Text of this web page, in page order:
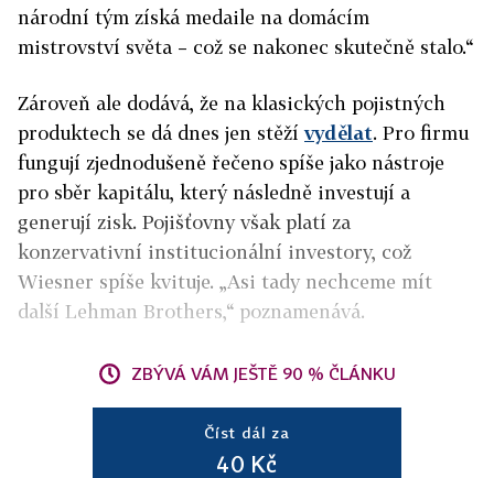
národní tým získá medaile na domácím
mistrovství světa – což se nakonec skutečně stalo.“
Zároveň ale dodává, že na klasických pojistných
produktech se dá dnes jen stěžívydělat. Pro firmu
fungují zjednodušeně řečeno spíše jako nástroje
pro sběr kapitálu, který následně investují a
generují zisk. Pojišťovny však platí za
konzervativní institucionální investory, což
Wiesner spíše kvituje. „Asi tady nechceme mít
další Lehman Brothers,“ poznamenává.
ZBÝVÁ VÁM JEŠTĚ 90 % ČLÁNKU
Číst dál za
40 Kč